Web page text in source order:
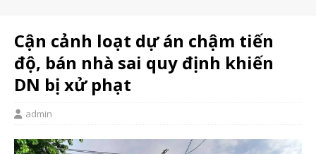
Cận cảnh loạt dự án chậm tiến
độ, bán nhà sai quy định khiến
DN bị xử phạt
admin